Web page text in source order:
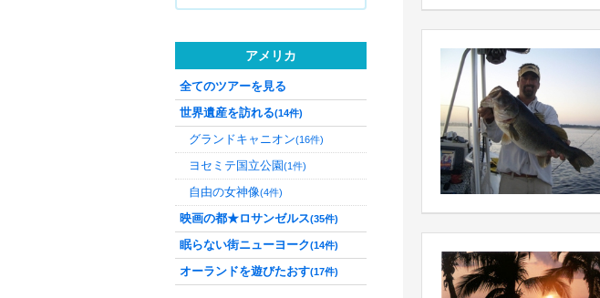
アメリカ
全てのツアーを見る
世界遺産を訪れる(14件)
グランドキャニオン(16件)
ヨセミテ国立公園(1件)
自由の女神像(4件)
映画の都★ロサンゼルス(35件)
眠らない街ニューヨーク(14件)
オーランドを遊びたおす(17件)